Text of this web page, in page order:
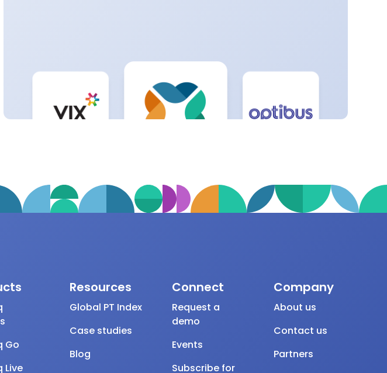
Go
Live
Resources
Global PT Index
Case studies
Blog
Connect
Request a
demo
Events
Subscribe for
Company
About us
Contact us
Partners